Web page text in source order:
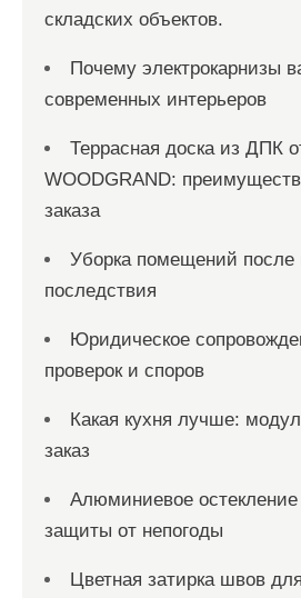
складских объектов.
Почему электрокарнизы
современных интерьеров
Террасная доска из ДПК
WOODGRAND:
заказа
Уборка помещений после
последствия
Юридическое
проверок и споров
Какая кухня лучше:
заказ
Алюминиевое остекление
защиты от непогоды
Цветная затирка швов